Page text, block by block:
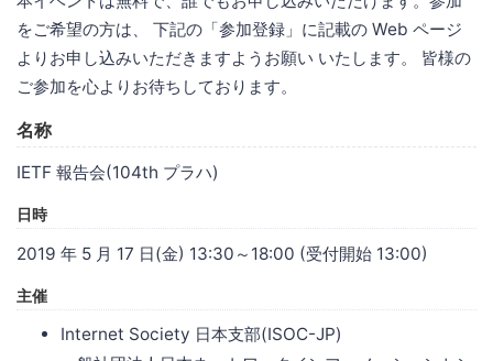
をご希望の方は、 下記の「参加登録」に記載の Web ページ
よりお申し込みいただきますようお願い いたします。 皆様の
ご参加を心よりお待ちしております。
名称
IETF 報告会(104th プラハ)
日時
2019 年 5 月 17 日(金) 13:30～18:00 (受付開始 13:00)
主催
Internet Society 日本支部(ISOC-JP)